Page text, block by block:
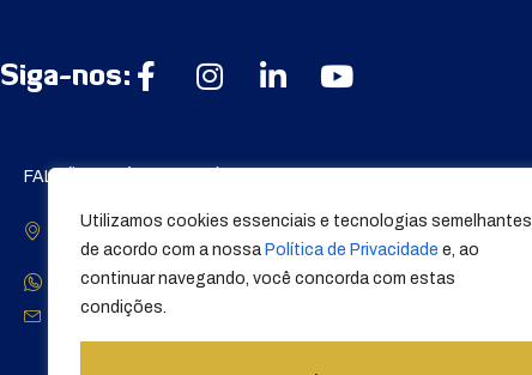
Utilizamos cookies essenciais e tecnologias semelhantes
de acordo com a nossa Política de Privacidade e, ao
continuar navegando, você concorda com estas
condições.
Siga-nos:
FALCÃO INDÚSTRIA QUÍMICA S/A
Av. Davi Pereira Maia 301 -
Presépio - Campos Gerais/MG -
37160-000
0800 111 2500
contato@falcaotintas.com.br
A Empresa
Trabalhe Conosco